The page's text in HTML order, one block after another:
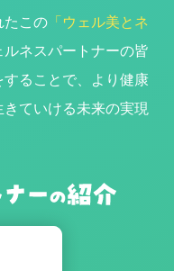
たこの 「ウェル美とネ
ネスパートナーの皆
ることで、より健康
ていける未来の実現